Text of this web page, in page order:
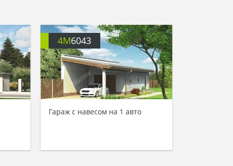
4M6043
Гараж с навесом на 1 авто